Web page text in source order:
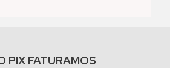
PIX FATURAMOS